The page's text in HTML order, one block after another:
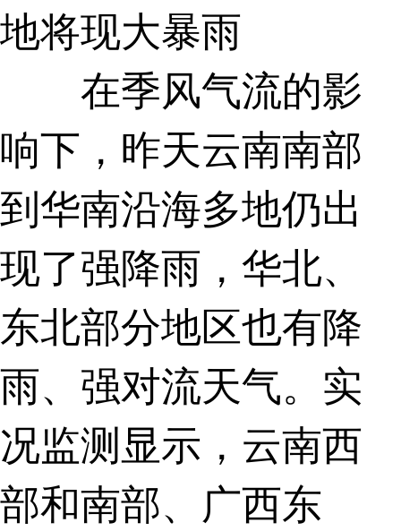
地将现大暴雨
在季风气流的影
响下，昨天云南南部
到华南沿海多地仍出
现了强降雨，华北、
东北部分地区也有降
雨、强对流天气。实
况监测显示，云南西
部和南部、广西东